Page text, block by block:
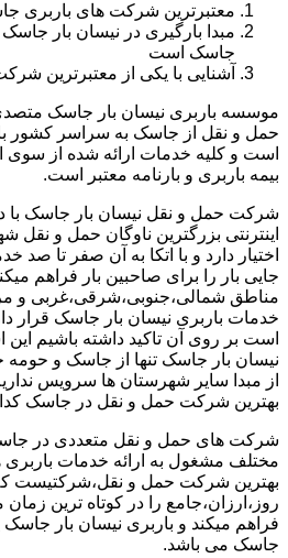
معتبرترین شرکت های باربری
مبدا بارگیری در نیسان بار
جاسک است
آشنایی با یکی از معتبرترین
موسسه باربری نیسان بار جاسک
حمل و نقل از جاسک به سراسر کشور با
است و کلیه خدمات ارائه شده از
بیمه باربری و بارنامه معتبر است.
شرکت حمل و نقل نیسان بار جاسک با
اینترنتی بزرگترین ناوگان حمل و نقل
اختیار دارد و با اتکا به آن صفر تا صد
جایی بار را برای صاحبین بار فراهم
مناطق شمالی،جنوبی،شرقی،غربی و
خدمات باربری نیسان بار جاسک قرار
است بر روی آن تاکید داشته باشیم این
نیسان بار جاسک تنها از جاسک و
از مبدا سایر شهرستان ها سرویس
بهترین شرکت حمل و نقل در جاسک
شرکت های حمل و نقل متعددی در
مختلف مشغول به ارائه خدمات باربری
بهترین شرکت حمل و نقل،شرکتیست
روز،ارزان،جامع را در کوتاه ترین
فراهم میکند و باربری نیسان بار جاسک
جاسک می باشد.